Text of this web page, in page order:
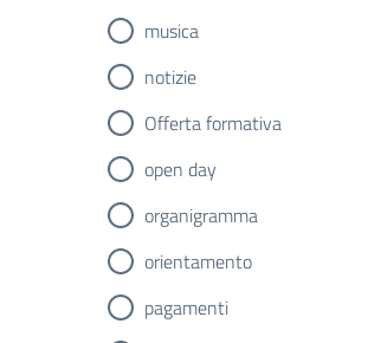
musica
notizie
Offerta formativa
open day
organigramma
orientamento
pagamenti